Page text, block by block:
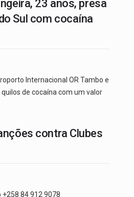
23 anos, presa
Sul com cocaína
Internacional OR Tambo e
de cocaína com um valor
contra Clubes
+258 84 912 9078